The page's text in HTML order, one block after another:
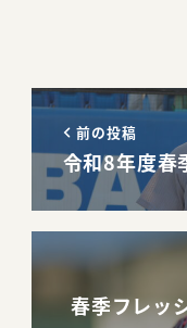
前の投稿
令和8年度
春季フレッ